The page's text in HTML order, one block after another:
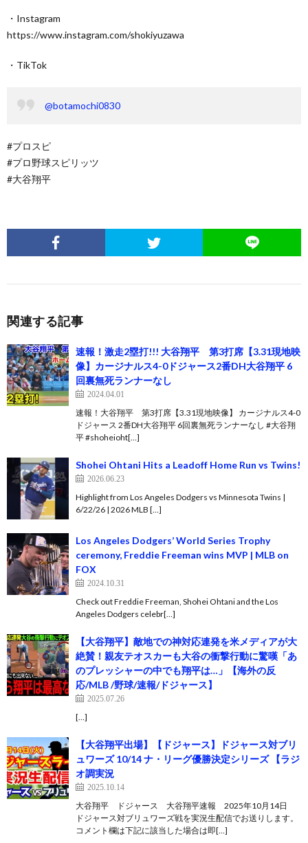
・Instagram
https://www.instagram.com/shokiyuzawa
・TikTok
@botamochi0830
#プロスピ
#プロ野球スピリッツ
#大谷翔平
関連する記事
速報！激走2塁打!!! 大谷翔平 第3打席【3.31現地映
像】カージナルス4-0ドジャース2番DH大谷翔平 6
回裏無死ランナーなし
2024.04.01
速報！大谷翔平 第3打席【3.31現地映像】 カージナルス4-0
ドジャース 2番DH大谷翔平 6回裏無死ランナーなし #大谷翔
平 #shoheioht[…]
Shohei Ohtani Hits a Leadoff Home Run vs Twins!
2026.06.23
Highlight from Los Angeles Dodgers vs Minnesota Twins |
6/22/26 | 2026 MLB […]
Los Angeles Dodgers’ World Series Trophy
ceremony, Freddie Freeman wins MVP | MLB on
FOX
2024.10.31
Check out Freddie Freeman, Shohei Ohtani and the Los
Angeles Dodgers celebr[…]
【大谷翔平】敵地での神対応連発を米メディアが大
絶賛！親友テオスカーも大谷の衝撃行動に驚嘆「あ
のプレッシャーの中でも翔平は…」【海外の反
応/MLB /野球/速報/ドジャース】
2025.07.26
[…]
【大谷翔平出場】【ドジャース】ドジャース対ブリ
ュワーズ 10/14 ナ・リーグ優勝決定シリーズ 【ラジ
オ調実況
2025.10.14
大谷翔平 ドジャース 大谷翔平速報 2025年10月14日
ドジャース対ブリュワーズ戦を実況生配信でお送りします。
コメント欄は下記に該当した場合は即[…]